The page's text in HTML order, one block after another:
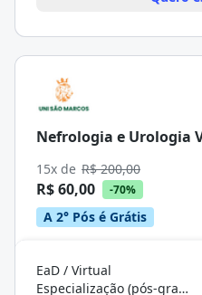
Nefrologia e Urologia
15x de R$ 200,00
R$ 60,00 -70%
A 2° Pós é Grátis
EaD / Virtual
Especialização (pós-graduação)